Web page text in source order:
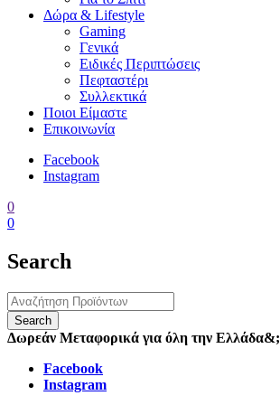
Δώρα & Lifestyle
Gaming
Γενικά
Ειδικές Περιπτώσεις
Πεφταστέρι
Συλλεκτικά
Ποιοι Είμαστε
Επικοινωνία
Facebook
Instagram
0
0
Search
Δωρεάν Μεταφορικά για όλη την Ελλάδα&;
Facebook
Instagram